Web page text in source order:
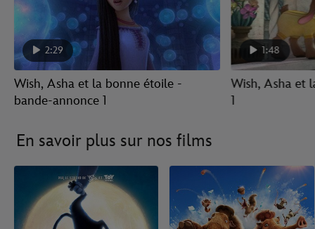
2:29
Wish, Asha et la bonne étoile -
bande-annonce 1
1:48
Wish, Asha et
1
En savoir plus sur nos films